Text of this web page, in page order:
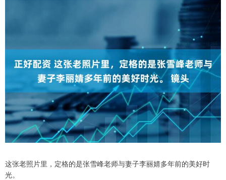
这张老照片里，定格的是张雪峰老师与妻子李丽婧多年前的美好时
光。